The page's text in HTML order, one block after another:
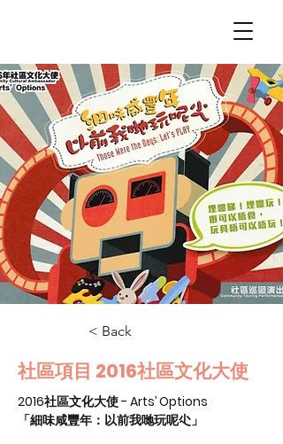
< Back
社區項目 2016社區文化大使
2016社區文化大使 - Arts’ Options
「細味咸豐年：以前我哋玩呢尐」